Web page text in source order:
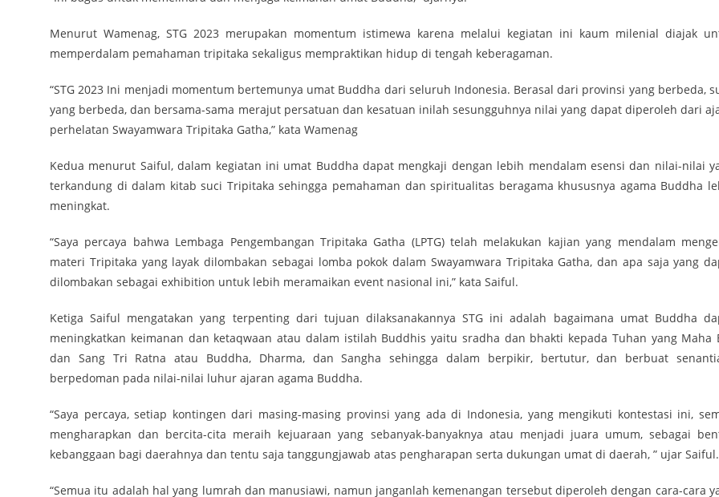
Menurut Wamenag, STG 2023 merupakan momentum istimewa karena melalui kegiatan ini kaum milenial diajak
memperdalam pemahaman tripitaka sekaligus mempraktikan hidup di tengah keberagaman.
“STG 2023 Ini menjadi momentum bertemunya umat Buddha dari seluruh Indonesia. Berasal dari provinsi yang berbeda,
yang berbeda, dan bersama-sama merajut persatuan dan kesatuan inilah sesungguhnya nilai yang dapat diperoleh dari
perhelatan Swayamwara Tripitaka Gatha,” kata Wamenag
Kedua menurut Saiful, dalam kegiatan ini umat Buddha dapat mengkaji dengan lebih mendalam esensi dan nilai-nilai
terkandung di dalam kitab suci Tripitaka sehingga pemahaman dan spiritualitas beragama khususnya agama Buddha
meningkat.
“Saya percaya bahwa Lembaga Pengembangan Tripitaka Gatha (LPTG) telah melakukan kajian yang mendalam
materi Tripitaka yang layak dilombakan sebagai lomba pokok dalam Swayamwara Tripitaka Gatha, dan apa saja yang
dilombakan sebagai exhibition untuk lebih meramaikan event nasional ini,” kata Saiful.
Ketiga Saiful mengatakan yang terpenting dari tujuan dilaksanakannya STG ini adalah bagaimana umat Buddha
meningkatkan keimanan dan ketaqwaan atau dalam istilah Buddhis yaitu sradha dan bhakti kepada Tuhan yang Maha
dan Sang Tri Ratna atau Buddha, Dharma, dan Sangha sehingga dalam berpikir, bertutur, dan berbuat
berpedoman pada nilai-nilai luhur ajaran agama Buddha.
“Saya percaya, setiap kontingen dari masing-masing provinsi yang ada di Indonesia, yang mengikuti kontestasi ini,
mengharapkan dan bercita-cita meraih kejuaraan yang sebanyak-banyaknya atau menjadi juara umum, sebagai
kebanggaan bagi daerahnya dan tentu saja tanggungjawab atas pengharapan serta dukungan umat di daerah, ” ujar Saiful.
“Semua itu adalah hal yang lumrah dan manusiawi, namun janganlah kemenangan tersebut diperoleh dengan cara-cara